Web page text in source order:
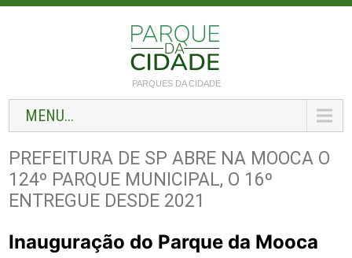
PARQUES DA CIDADE
MENU...
PREFEITURA DE SP ABRE NA MOOCA O
124º PARQUE MUNICIPAL, O 16º
ENTREGUE DESDE 2021
Inauguração do Parque da Mooca